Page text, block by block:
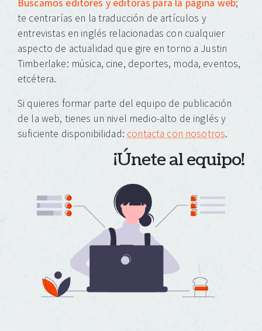
Buscamos editores y editoras para la página web;
te centrarías en la traducción de artículos y
entrevistas en inglés relacionadas con cualquier
aspecto de actualidad que gire en torno a Justin
Timberlake: música, cine, deportes, moda, eventos,
etcétera.
Si quieres formar parte del equipo de publicación
de la web, tienes un nivel medio-alto de inglés y
suficiente disponibilidad: contacta con nosotros.
¡Únete al equipo!